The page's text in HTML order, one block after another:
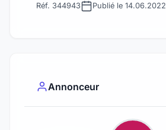
Réf. 344943 Publié le 14.06.2022
Annonceur